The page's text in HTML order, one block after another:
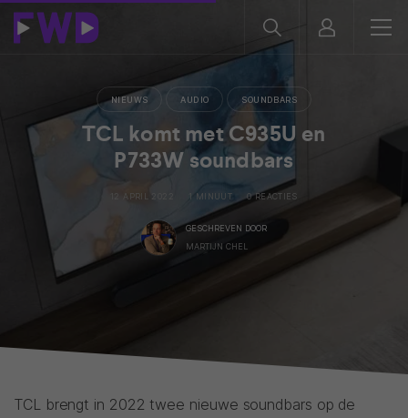
NIEUWS AUDIO SOUNDBARS
TCL komt met C935U en
P733W soundbars
12 APRIL 2022 1 MINUUT 0 REACTIES
GESCHREVEN DOOR
MARTIJN CHEL
TCL brengt in 2022 twee nieuwe soundbars op de